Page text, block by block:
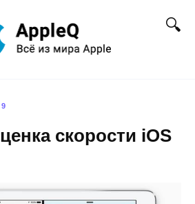
9
скорости iOS